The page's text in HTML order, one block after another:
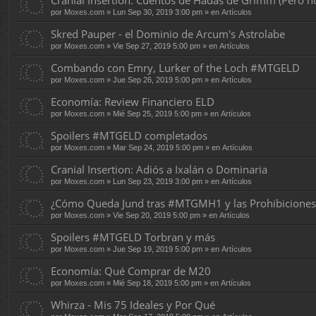
por Moxes.com » Lun Sep 30, 2019 3:00 pm » en Artículos
Skred Pauper - el Dominio de Arcum's Astrolabe
por Moxes.com » Vie Sep 27, 2019 5:00 pm » en Artículos
Combando con Emry, Lurker of the Loch #MTGELD
por Moxes.com » Jue Sep 26, 2019 5:00 pm » en Artículos
Economía: Review Financiero ELD
por Moxes.com » Mié Sep 25, 2019 5:00 pm » en Artículos
Spoilers #MTGELD completados
por Moxes.com » Mar Sep 24, 2019 5:00 pm » en Artículos
Cranial Insertion: Adiós a Ixalán o Dominaria
por Moxes.com » Lun Sep 23, 2019 3:00 pm » en Artículos
¿Cómo Queda Jund tras #MTGMH1 y las
por Moxes.com » Vie Sep 20, 2019 5:00 pm » en Artículos
Spoilers #MTGELD Torbran y más
por Moxes.com » Jue Sep 19, 2019 5:00 pm » en Artículos
Economía: Qué Comprar de M20
por Moxes.com » Mié Sep 18, 2019 5:00 pm » en Artículos
Whirza - Mis 75 Ideales y Por Qué